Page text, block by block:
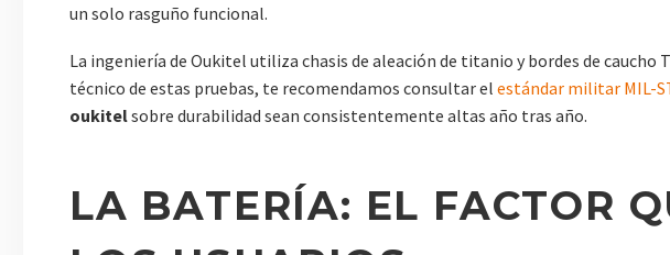
un solo rasguño funcional.
La ingeniería de Oukitel utiliza chasis de aleación de titanio y bordes de
técnico de estas pruebas, te recomendamos consultar el estándar militar MIL-
oukitelsobre durabilidad sean consistentemente altas año tras año.
LA BATERÍA: EL FACTOR